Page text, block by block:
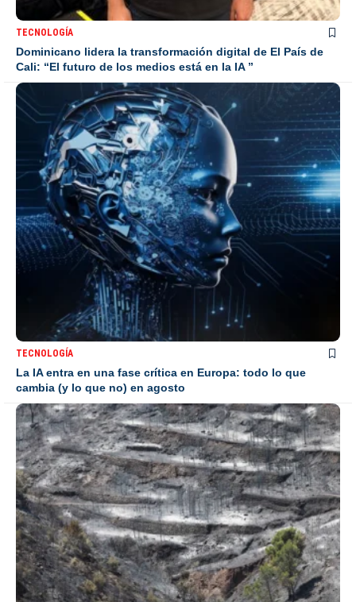
TECNOLOGÍA
Dominicano lidera la transformación digital de El País de
Cali: “El futuro de los medios está en la IA ”
TECNOLOGÍA
La IA entra en una fase crítica en Europa: todo lo que
cambia (y lo que no) en agosto